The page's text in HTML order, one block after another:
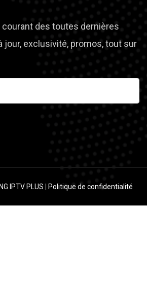
courant des toutes dernières
jour, exclusivité, promos, tout sur
IPTV PLUS Politique de confidentialité